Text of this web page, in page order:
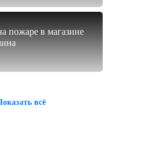
пожаре в магазине
всё